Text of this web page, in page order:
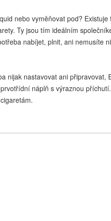
nebo vyměňovat pod?
Ty jsou tím ideálním
nabíjet, plnit, ani nemusíte
nijak nastavovat ani připravovat,
náplň s výraznou